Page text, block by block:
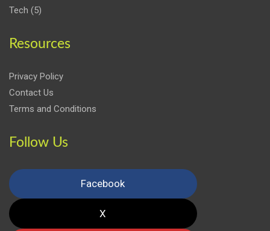
Tech (5)
Resources
Privacy Policy
Contact Us
Terms and Conditions
Follow Us
Facebook
X